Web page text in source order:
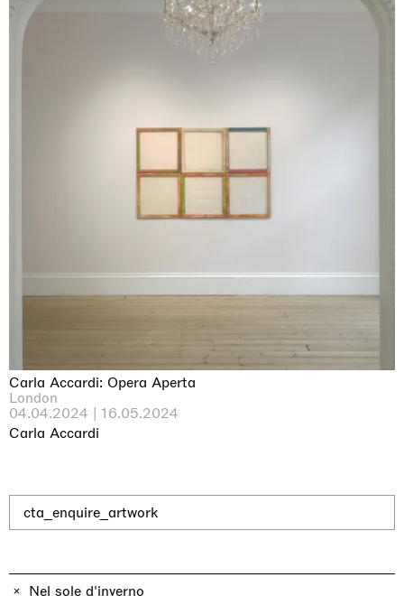
Carla Accardi: Opera Aperta
London
04.04.2024 | 16.05.2024
Carla Accardi
cta_enquire_artwork
Nel sole d'inverno
discover_more
discover_more
discover_more
discover_more
discover_more
discover_more
discover_more
Why the Butterflies
Hong Kong
26.06.2026 | 07.10.2026